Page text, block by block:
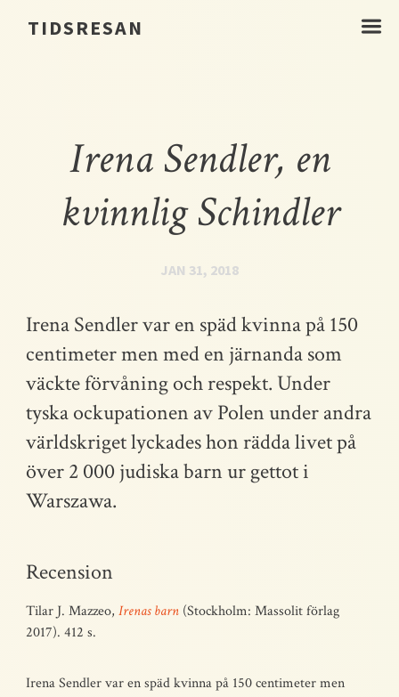
TIDSRESAN ☰
Irena Sendler, en
kvinnlig Schindler
JAN 31, 2018
Irena Sendler var en späd kvinna på 150
centimeter men med en järnanda som
väckte förvåning och respekt. Under
tyska ockupationen av Polen under andra
världskriget lyckades hon rädda livet på
över 2 000 judiska barn ur gettot i
Warszawa.
Recension
Tilar J. Mazzeo,Irenas barn (Stockholm: Massolit förlag
2017). 412 s.
Irena Sendler var en späd kvinna på 150 centimeter men